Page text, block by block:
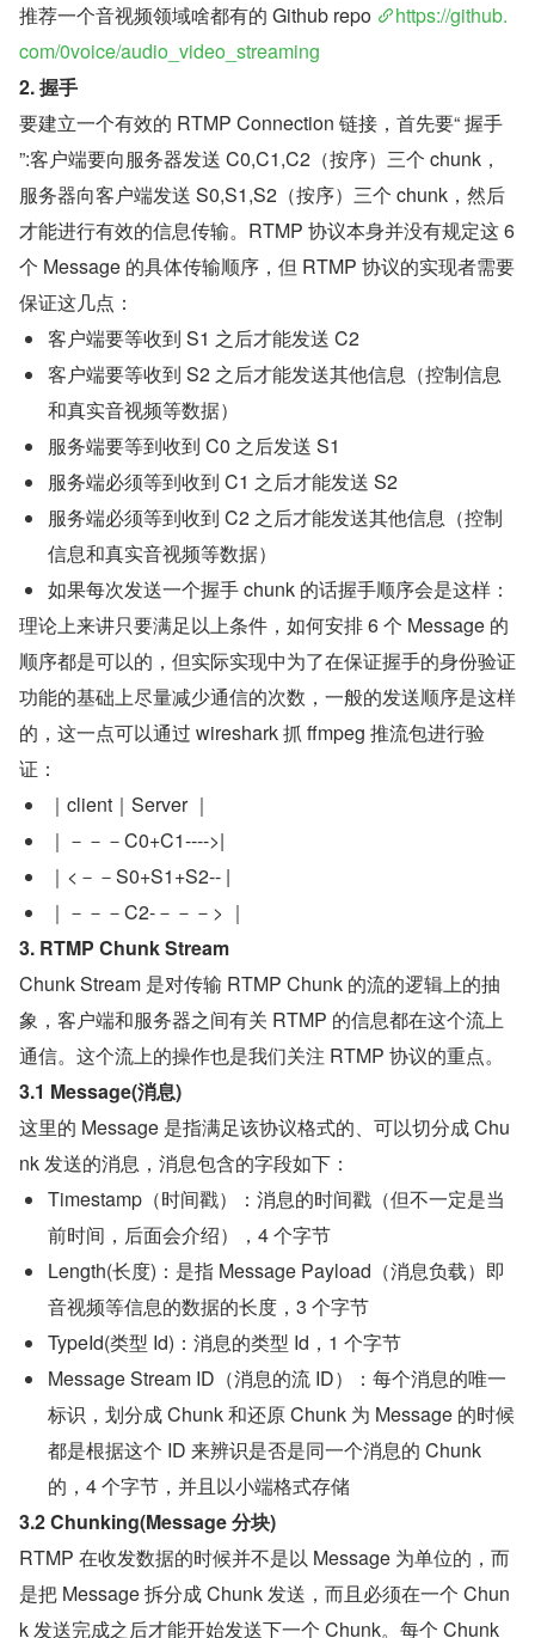
推荐一个音视频领域啥都有的 Github repo
https://github.
com/0voice/audio_video_streaming
2. 握手
要建立一个有效的 RTMP Connection 链接，首先要“ 握手
”:客户端要向服务器发送 C0,C1,C2（按序）三个 chunk，
服务器向客户端发送 S0,S1,S2（按序）三个 chunk，然后
才能进行有效的信息传输。RTMP 协议本身并没有规定这 6
个 Message 的具体传输顺序，但 RTMP 协议的实现者需要
保证这几点：
客户端要等收到 S1 之后才能发送 C2
客户端要等收到 S2 之后才能发送其他信息（控制信息
和真实音视频等数据）
服务端要等到收到 C0 之后发送 S1
服务端必须等到收到 C1 之后才能发送 S2
服务端必须等到收到 C2 之后才能发送其他信息（控制
信息和真实音视频等数据）
如果每次发送一个握手 chunk 的话握手顺序会是这样：
理论上来讲只要满足以上条件，如何安排 6 个 Message 的
顺序都是可以的，但实际实现中为了在保证握手的身份验证
功能的基础上尽量减少通信的次数，一般的发送顺序是这样
的，这一点可以通过 wireshark 抓 ffmpeg 推流包进行验
证：
｜client｜Server ｜
｜－－－C0+C1---->|
｜<－－S0+S1+S2-- |
｜－－－C2-－－－> ｜
3. RTMP Chunk Stream
Chunk Stream 是对传输 RTMP Chunk 的流的逻辑上的抽
象，客户端和服务器之间有关 RTMP 的信息都在这个流上
通信。这个流上的操作也是我们关注 RTMP 协议的重点。
3.1 Message(消息)
这里的 Message 是指满足该协议格式的、可以切分成 Chu
nk 发送的消息，消息包含的字段如下：
Timestamp（时间戳）：消息的时间戳（但不一定是当
前时间，后面会介绍），4 个字节
Length(长度)：是指 Message Payload（消息负载）即
音视频等信息的数据的长度，3 个字节
TypeId(类型 Id)：消息的类型 Id，1 个字节
Message Stream ID（消息的流 ID）：每个消息的唯一
标识，划分成 Chunk 和还原 Chunk 为 Message 的时候
都是根据这个 ID 来辨识是否是同一个消息的 Chunk
的，4 个字节，并且以小端格式存储
3.2 Chunking(Message 分块)
RTMP 在收发数据的时候并不是以 Message 为单位的，而
是把 Message 拆分成 Chunk 发送，而且必须在一个 Chun
k 发送完成之后才能开始发送下一个 Chunk。每个 Chunk